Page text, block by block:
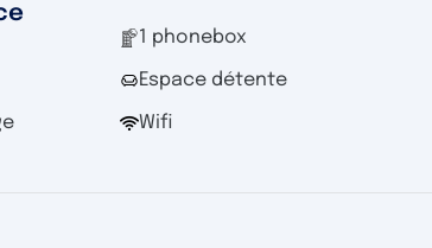
1 phonebox
Espace détente
Wifi